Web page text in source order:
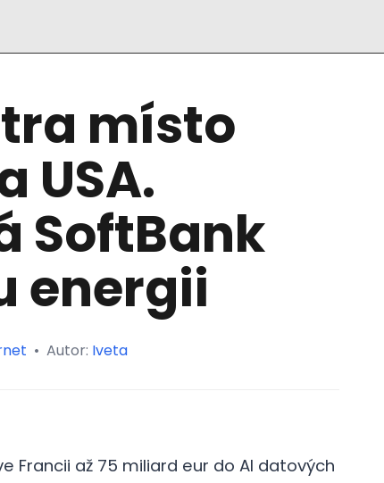
místo
USA.
SoftBank
energii
• Autor: Iveta
Francii až 75 miliard eur do AI datových